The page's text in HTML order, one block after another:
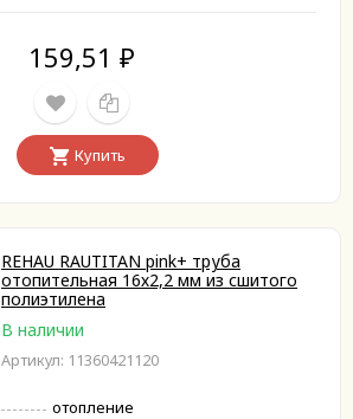
159,51 ₽
Купить
REHAU RAUTITAN pink+ труба
отопительная 16х2,2 мм из сшитого
полиэтилена
В наличии
Артикул: 11360421120
отопление